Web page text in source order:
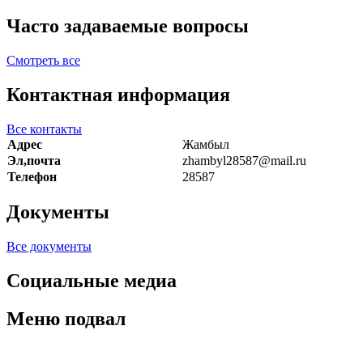
Часто задаваемые вопросы
Смотреть все
Контактная информация
Все контакты
Адрес
Жамбыл
Эл,почта
zhambyl28587@mail.ru
Телефон
28587
Документы
Все документы
Социальные медиа
Меню подвал